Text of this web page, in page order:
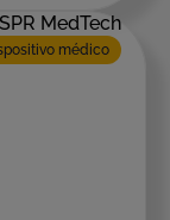
médico